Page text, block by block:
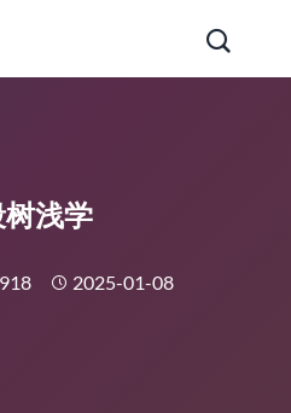
浅学
918 2025-01-08